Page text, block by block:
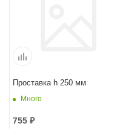
Проставка h 250 мм
Много
755 ₽